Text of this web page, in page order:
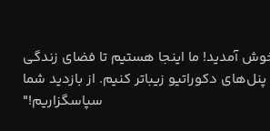
آمدید! ما اینجا هستیم تا فضای زندگی
پنل‌های دکوراتیو زیباتر کنیم. از بازدید شما
سپاسگزاریم!"